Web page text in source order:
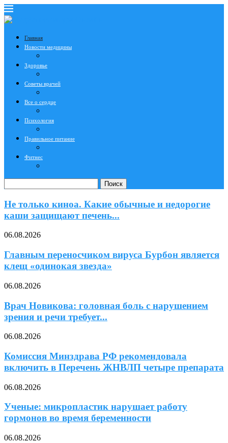
Главная
Новости медицины
Здоровье
Советы врачей
Все о сердце
Психология
Правильное питание
Фитнес
Поиск
Не только киноа. Какие обычные и недорогие
каши защищают печень...
06.08.2026
Главным переносчиком вируса Бурбон является
клещ «одинокая звезда»
06.08.2026
Врач Новикова: головная боль с нарушением
зрения и речи требует...
06.08.2026
Комиссия Минздрава РФ рекомендовала
включить в Перечень ЖНВЛП четыре препарата
06.08.2026
Ученые: микропластик нарушает работу
гормонов во время беременности
06.08.2026